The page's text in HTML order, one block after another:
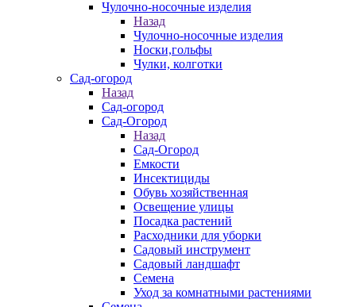
Чулочно-носочные изделия
Назад
Чулочно-носочные изделия
Носки,гольфы
Чулки, колготки
Сад-огород
Назад
Сад-огород
Сад-Огород
Назад
Сад-Огород
Емкости
Инсектициды
Обувь хозяйственная
Освещение улицы
Посадка растений
Расходники для уборки
Садовый инструмент
Садовый ландшафт
Семена
Уход за комнатными растениями